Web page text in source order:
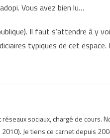
Vous avez bien lu…
Il faut s’attendre à y
typiques de cet
sociaux, chargé de cours.
Je tiens ce carnet depuis